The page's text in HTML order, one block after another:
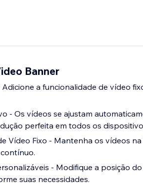
Banner
a funcionalidade de vídeo
- Os vídeos se ajustam
perfeita em todos os
Vídeo Fixo - Mantenha os vídeos
- Modifique a posição
suas necessidades.